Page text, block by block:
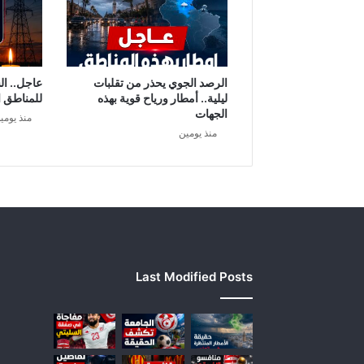
ة
ن
ه
ا
و
ي
:
س
ي
ت
ر
الرصد الجوي يحذر من تقلبات
ليلية.. أمطار ورياح قوية بهذه
الجهات
منذ يومين
عاجل..
للمناطق
منذ
Last Modified Posts